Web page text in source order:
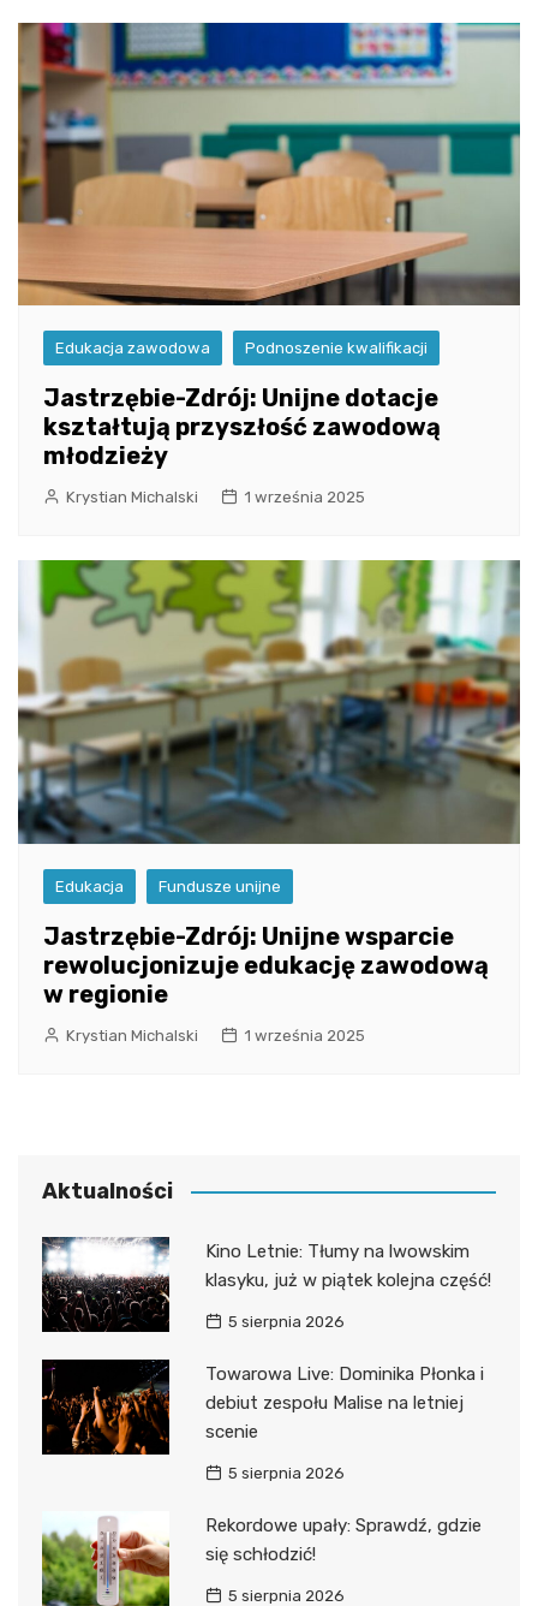
Edukacja zawodowa Podnoszenie kwalifikacji
Jastrzębie-Zdrój: Unijne dotacje
kształtują przyszłość zawodową
młodzieży
Krystian Michalski 1 września 2025
Edukacja Fundusze unijne
Jastrzębie-Zdrój: Unijne wsparcie
rewolucjonizuje edukację zawodową
w regionie
Krystian Michalski 1 września 2025
Aktualności
Kino Letnie: Tłumy na lwowskim
klasyku, już w piątek kolejna część!
5 sierpnia 2026
Towarowa Live: Dominika Płonka i
debiut zespołu Malise na letniej
scenie
5 sierpnia 2026
Rekordowe upały: Sprawdź, gdzie
się schłodzić!
5 sierpnia 2026